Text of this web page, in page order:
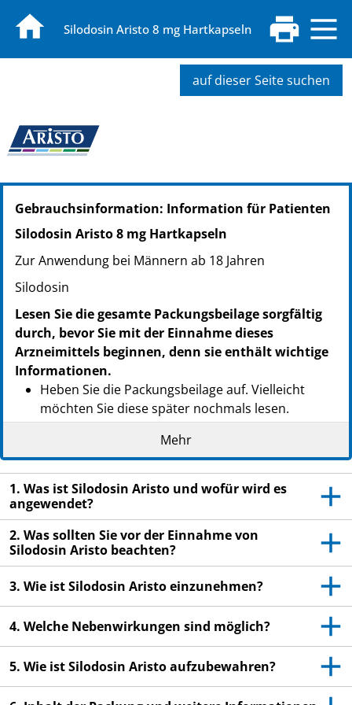
Silodosin Aristo 8 mg Hartkapseln
auf dieser Seite suchen
PZN: 15583303
PPN: 111558330326
PZN: 15583272
PZN: 15583289
PPN: 111558328966
PZN: 15583295
PPN: 111558329532
Gebrauchsinformation: Information für Patienten
Silodosin Aristo 8 mg Hartkapseln
Zur Anwendung bei Männern ab 18 Jahren
Silodosin
Lesen Sie die gesamte Packungsbeilage sorgfältig
durch, bevor Sie mit der Einnahme dieses
Arzneimittels beginnen, denn sie enthält wichtige
Informationen.
Heben Sie die Packungsbeilage auf. Vielleicht
möchten Sie diese später nochmals lesen.
Wenn Sie weitere Fragen haben, wenden Sie sich
an Ihren Arzt oder Apotheker.
Dieses Arzneimittel wurde Ihnen persönlich
verschrieben. Geben Sie es nicht an Dritte weiter.
Es kann anderen Menschen schaden, auch wenn
diese die gleichen Beschwerden haben wie Sie.
Wenn Sie Nebenwirkungen bemerken, wenden Sie
sich an Ihren Arzt oder Apotheker. Dies gilt auch
für Nebenwirkungen, die nicht in dieser
Packungsbeilage angegeben sind. Siehe Abschnitt
Mehr
1. Was ist Silodosin Aristo und wofür wird es
angewendet?
2. Was sollten Sie vor der Einnahme von
Silodosin Aristo beachten?
3. Wie ist Silodosin Aristo einzunehmen?
4. Welche Nebenwirkungen sind möglich?
5. Wie ist Silodosin Aristo aufzubewahren?